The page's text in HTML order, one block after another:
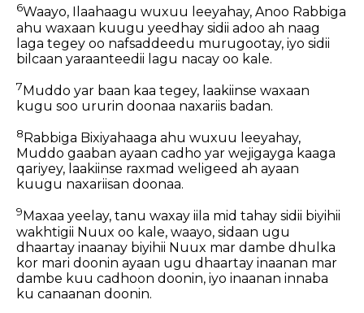
6Waayo, Ilaahaagu wuxuu leeyahay, Anoo Rabbiga
ahu waxaan kuugu yeedhay sidii adoo ah naag
laga tegey oo nafsaddeedu murugootay, iyo sidii
bilcaan yaraanteedii lagu nacay oo kale.
7Muddo yar baan kaa tegey, laakiinse waxaan
kugu soo ururin doonaa naxariis badan.
8 Rabbiga Bixiyahaaga ahu wuxuu leeyahay,
Muddo gaaban ayaan cadho yar wejigayga kaaga
qariyey, laakiinse raxmad weligeed ah ayaan
kuugu naxariisan doonaa.
9 Maxaa yeelay, tanu waxay iila mid tahay sidii biyihii
wakhtigii Nuux oo kale, waayo, sidaan ugu
dhaartay inaanay biyihii Nuux mar dambe dhulka
kor mari doonin ayaan ugu dhaartay inaanan mar
dambe kuu cadhoon doonin, iyo inaanan innaba
ku canaanan doonin.